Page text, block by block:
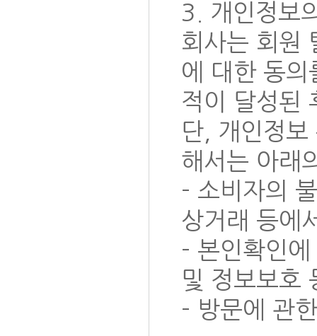
3. 개인정보
회사는 회원
에 대한 동
적이 달성된
단, 개인정
해서는 아래
- 소비자의
상거래 등에
- 본인확인
및 정보보호
- 방문에 관